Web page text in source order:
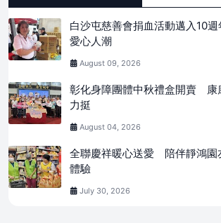
白沙屯慈善會捐血活動邁入10
愛心人潮
August 09, 2026
彰化身障團體中秋禮盒開賣 康
力挺
August 04, 2026
全聯慶祥暖心送愛 陪伴靜鴻園
體驗
July 30, 2026